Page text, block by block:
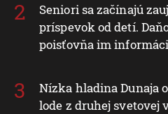
Seniori sa začínajú
príspevok od detí.
poisťovňa im
Nízka hladina Dunaja
lode z druhej svetovej